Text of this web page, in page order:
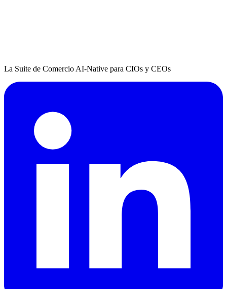
La Suite de Comercio AI-Native para CIOs y CEOs